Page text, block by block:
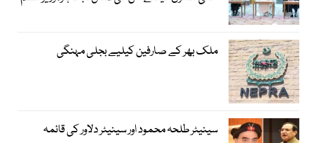
ملک بھر کے صارفین کیلیے بجلی مہنگی
سینیٹر طلحہ محمود اور سینیٹر دلاور کی قائمہ